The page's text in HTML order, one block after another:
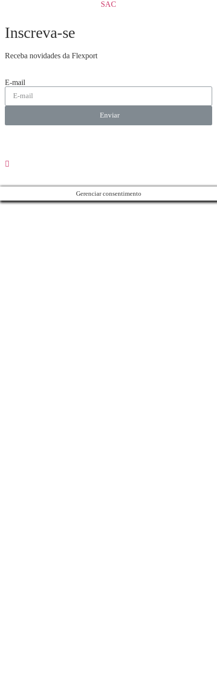
SAC
Inscreva-se
Receba novidades da Flexport
E-mail
Enviar
Gerenciar consentimento